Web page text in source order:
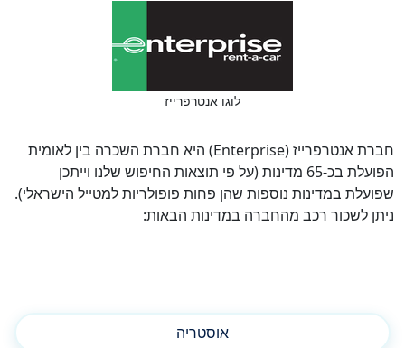
לוגו אנטרפרייז
חברת אנטרפרייז (Enterprise) היא חברת השכרה בין לאומית
הפועלת בכ-65 מדינות (על פי תוצאות החיפוש שלנו וייתכן
שפועלת במדינות נוספות שהן פחות פופולריות למטייל הישראלי).
ניתן לשכור רכב מהחברה במדינות הבאות:
אוסטריה